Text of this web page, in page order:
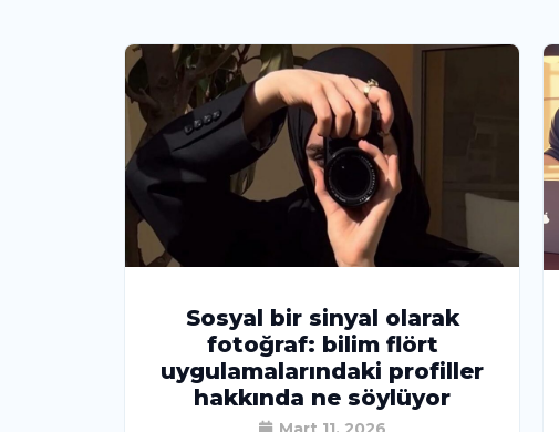
Sosyal bir sinyal olarak
fotoğraf: bilim flört
uygulamalarındaki profiller
hakkında ne söylüyor